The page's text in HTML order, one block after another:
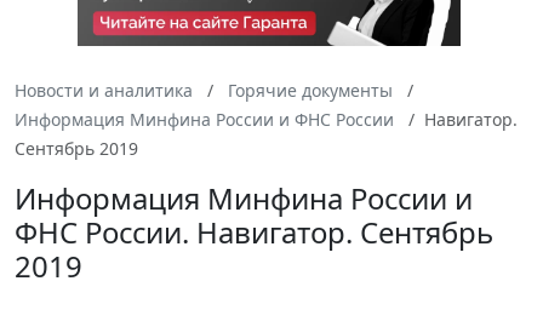
Новости и аналитика
Горячие документы
Информация Минфина России и ФНС России
Навигатор.
Сентябрь 2019
Информация Минфина России и
ФНС России. Навигатор. Сентябрь
2019